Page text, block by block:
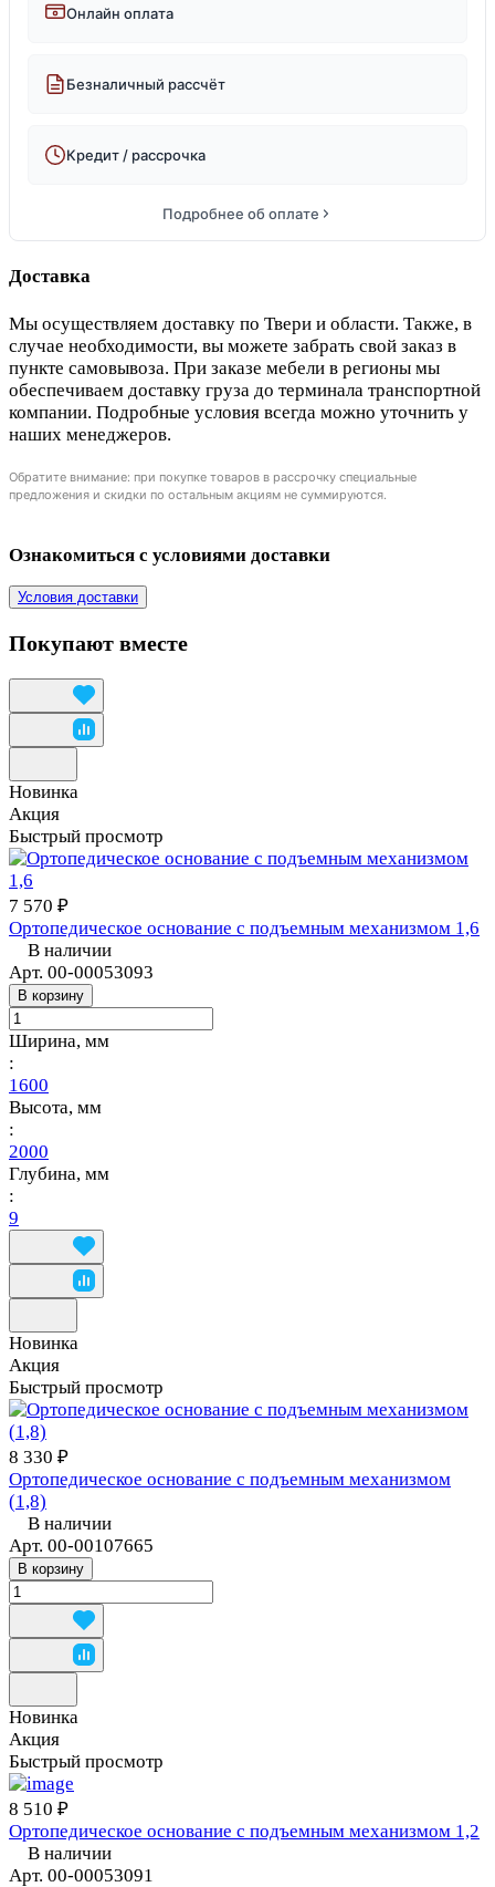
Онлайн оплата
Безналичный рассчёт
Кредит / рассрочка
Подробнее об оплате
Доставка
Мы осуществляем доставку по Твери и области. Также, в
случае необходимости, вы можете забрать свой заказ в
пункте самовывоза. При заказе мебели в регионы мы
обеспечиваем доставку груза до терминала транспортной
компании. Подробные условия всегда можно уточнить у
наших менеджеров.
Обратите внимание: при покупке товаров в рассрочку специальные
предложения и скидки по остальным акциям не суммируются.
Ознакомиться с условиями доставки
Условия доставки
Покупают вместе
Новинка
Акция
Быстрый просмотр
7 570 ₽
Ортопедическое основание с подъемным механизмом 1,6
В наличии
Арт. 00-00053093
В корзину
Ширина, мм
:
1600
Высота, мм
:
2000
Глубина, мм
:
9
Новинка
Акция
Быстрый просмотр
8 330 ₽
Ортопедическое основание с подъемным механизмом
(1,8)
В наличии
Арт. 00-00107665
В корзину
Новинка
Акция
Быстрый просмотр
8 510 ₽
Ортопедическое основание с подъемным механизмом 1,2
В наличии
Арт. 00-00053091